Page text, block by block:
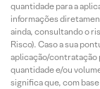
quantidade para a
informações
ainda, consultando o
Risco). Caso a sua
aplicação/contratação
quantidade e/ou
significa que, com